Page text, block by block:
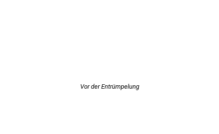
Vor der Entrümpelung